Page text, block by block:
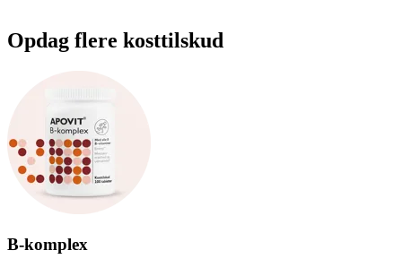
Opdag flere kosttilskud
B-komplex